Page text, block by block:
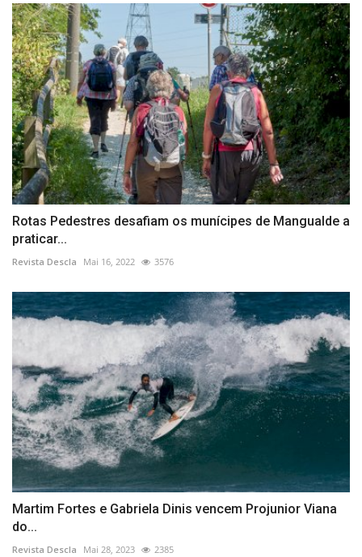
Rotas Pedestres desafiam os munícipes de Mangualde a
praticar...
Revista Descla Mai 16, 2022 3576
Martim Fortes e Gabriela Dinis vencem Projunior Viana
do...
Revista Descla Mai 28, 2023 2385